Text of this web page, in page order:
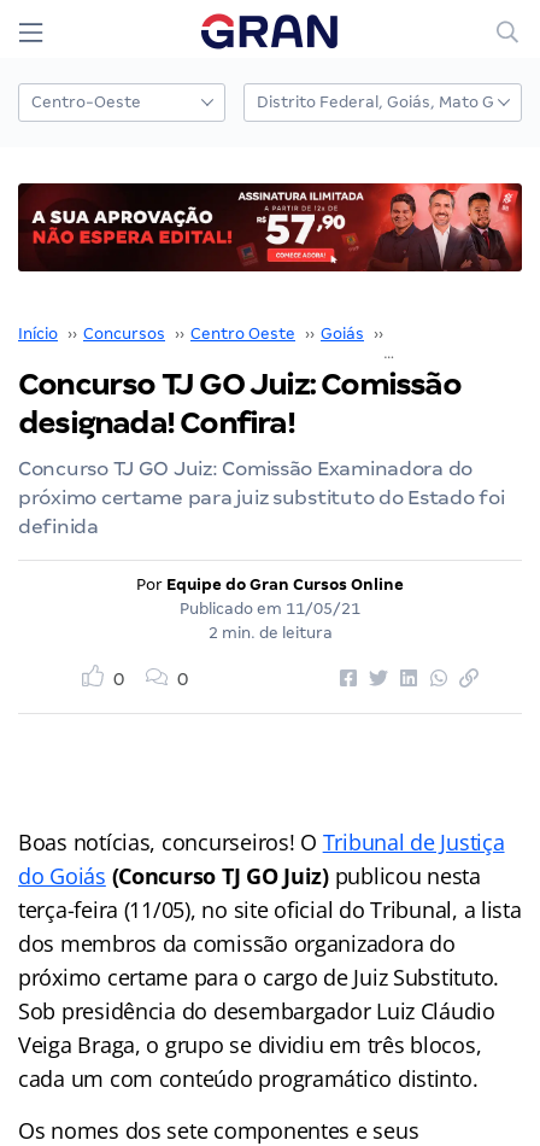
Início ›› Concursos ›› Centro Oeste ›› Goiás ››
Concurso TJ GO Juiz: Comissão
designada! Confira!
Concurso TJ GO Juiz: Comissão Examinadora do
próximo certame para juiz substituto do Estado foi
definida
Por Equipe do Gran Cursos Online
Publicado em 11/05/21
2 min. de leitura
0 0
Boas notícias, concurseiros! O Tribunal de Justiça
do Goiás (Concurso TJ GO Juiz) publicou nesta
terça-feira (11/05), no site oficial do Tribunal, a lista
dos membros da comissão organizadora do
próximo certame para o cargo de Juiz Substituto.
Sob presidência do desembargador Luiz Cláudio
Veiga Braga, o grupo se dividiu em três blocos,
cada um com conteúdo programático distinto.
Os nomes dos sete componentes e seus